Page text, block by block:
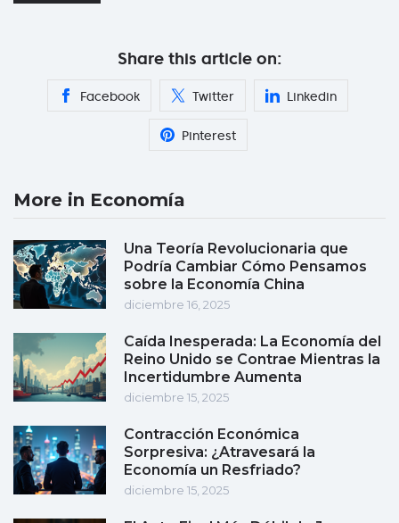
Share this article on:
Facebook Twitter Linkedin
Pinterest
More in Economía
Una Teoría Revolucionaria que
Podría Cambiar Cómo Pensamos
sobre la Economía China
diciembre 16, 2025
Caída Inesperada: La Economía del
Reino Unido se Contrae Mientras la
Incertidumbre Aumenta
diciembre 15, 2025
Contracción Económica
Sorpresiva: ¿Atravesará la
Economía un Resfriado?
diciembre 15, 2025